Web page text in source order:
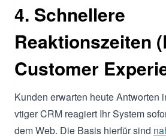
4. Schnellere
Reaktionszeiten
Customer
Kunden erwarten heute Antworten
vtiger CRM reagiert Ihr System
dem Web. Die Basis hierfür sind